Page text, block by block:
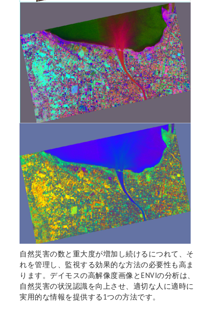
自然災害の数と重大度が増加し続けるにつれて、そ
れを管理し、監視する効果的な方法の必要性も高ま
ります。デイモスの高解像度画像とENVIの分析は、
自然災害の状況認識を向上させ、適切な人に適時に
実用的な情報を提供する1つの方法です。